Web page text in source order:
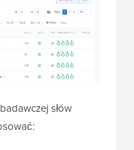
słów